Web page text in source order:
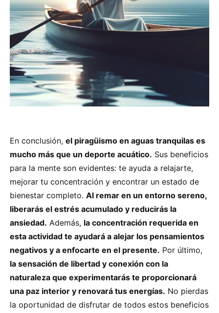
En conclusión, el piragüismo en aguas tranquilas es
mucho más que un deporte acuático. Sus beneficios
para la mente son evidentes: te ayuda a relajarte,
mejorar tu concentración y encontrar un estado de
bienestar completo. Al remar en un entorno sereno,
liberarás el estrés acumulado y reducirás la
ansiedad. Además, la concentración requerida en
esta actividad te ayudará a alejar los pensamientos
negativos y a enfocarte en el presente. Por último,
la sensación de libertad y conexión con la
naturaleza que experimentarás te proporcionará
una paz interior y renovará tus energías. No pierdas
la oportunidad de disfrutar de todos estos beneficios